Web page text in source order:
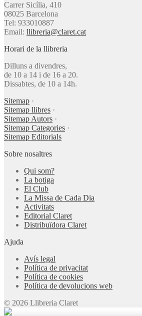
Carrer Sicília, 410
08025 Barcelona
Tel: 933010887
Email: llibreria@claret.cat
Horari de la llibreria
Dilluns a divendres,
de 10 a 14 i de 16 a 20.
Dissabtes, de 10 a 14h.
Sitemap ·
Sitemap llibres ·
Sitemap Autors ·
Sitemap Categories ·
Sitemap Editorials
Sobre nosaltres
Qui som?
La botiga
El Club
La Missa de Cada Dia
Activitats
Editorial Claret
Distribuïdora Claret
Ajuda
Avís legal
Política de privacitat
Política de cookies
Política de devolucions web
© 2026 Llibreria Claret